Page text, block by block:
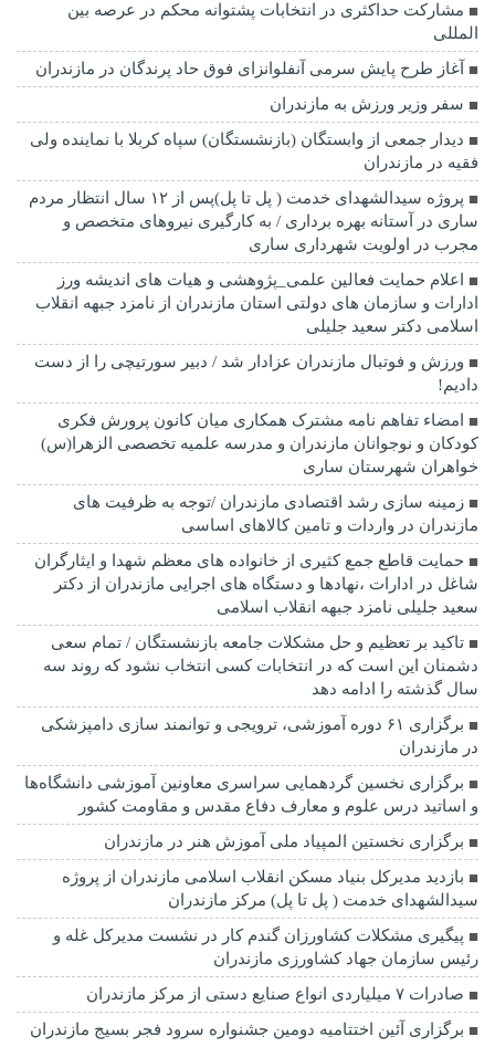
مشارکت حداکثری در انتخابات پشتوانه محکم در عرصه بین
المللی
آغاز طرح پایش سرمی آنفلوانزای فوق حاد پرندگان در مازندران
سفر وزیر ورزش به مازندران
دیدار جمعی از وابستگان (بازنشستگان) سپاه کربلا با نماینده ولی
فقیه در مازندران
پروژه سیدالشهدای خدمت ( پل تا پل)پس از ۱۲ سال انتظار مردم
ساری در آستانه بهره برداری / به کارگیری نیروهای متخصص و
مجرب در اولویت شهرداری ساری
اعلام حمایت فعالین علمی_پژوهشی و هیات های اندیشه ورز
ادارات و سازمان های دولتی استان مازندران از نامزد جبهه انقلاب
اسلامی دکتر سعید جلیلی
ورزش و فوتبال مازندران عزادار شد / دبیر سورتیچی را از دست
دادیم!
امضاء تفاهم نامه مشترک همکاری میان کانون پرورش فکری
کودکان و نوجوانان مازندران و مدرسه علمیه تخصصی الزهرا(س)
خواهران شهرستان ساری
زمینه سازی رشد اقتصادی مازندران /توجه به ظرفیت های
مازندران در واردات و تامین کالاهای اساسی
حمایت قاطع جمع کثیری از خانواده های معظم شهدا و ایثارگران
شاغل در ادارات ،نهادها و دستگاه های اجرایی مازندران از دکتر
سعید جلیلی نامزد جبهه انقلاب اسلامی
تاکید بر تعظیم و حل مشکلات جامعه بازنشستگان / تمام سعی
دشمنان این است که در انتخابات کسی انتخاب نشود که روند سه
سال گذشته را ادامه دهد
برگزاری ۶۱ دوره آموزشی، ترویجی و توانمند سازی دامپزشکی
در مازندران
برگزاری نخسین گردهمایی سراسری معاونین آموزشی دانشگاه‌ها
و اساتید درس علوم و معارف دفاع مقدس و مقاومت کشور
برگزاری نخستین المپیاد ملی آموزش هنر در مازندران
بازدید مدیرکل بنیاد مسکن انقلاب اسلامی مازندران از پروژه
سیدالشهدای خدمت ( پل تا پل) مرکز مازندران
پیگیری مشکلات کشاورزان گندم کار در نشست مدیرکل غله و
رئیس سازمان جهاد کشاورزی مازندران
صادرات ۷ میلیاردی انواع صنایع دستی از مرکز مازندران
برگزاری آئین اختتامیه دومین جشنواره سرود فجر بسیج مازندران